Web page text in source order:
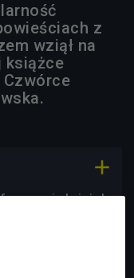
z
wziął na
książce

książek